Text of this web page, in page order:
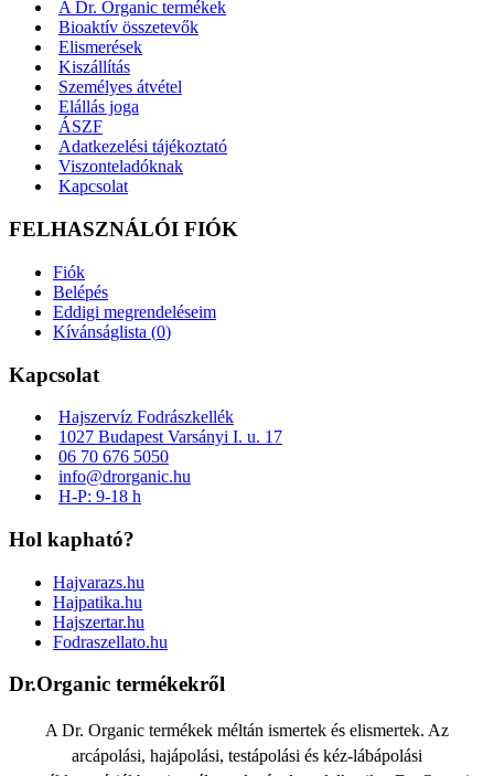
A Dr. Organic termékek
Bioaktív összetevők
Elismerések
Kiszállítás
Személyes átvétel
Elállás joga
ÁSZF
Adatkezelési tájékoztató
Viszonteladóknak
Kapcsolat
FELHASZNÁLÓI FIÓK
Fiók
Belépés
Eddigi megrendeléseim
Kívánságlista (0)
Kapcsolat
Hajszervíz Fodrászkellék
1027 Budapest Varsányi I. u. 17
06 70 676 5050
info@drorganic.hu
H-P: 9-18 h
Hol kapható?
Hajvarazs.hu
Hajpatika.hu
Hajszertar.hu
Fodraszellato.hu
Dr.Organic termékekről
A Dr. Organic termékek méltán ismertek és elismertek. Az
arcápolási, hajápolási, testápolási és kéz-lábápolási